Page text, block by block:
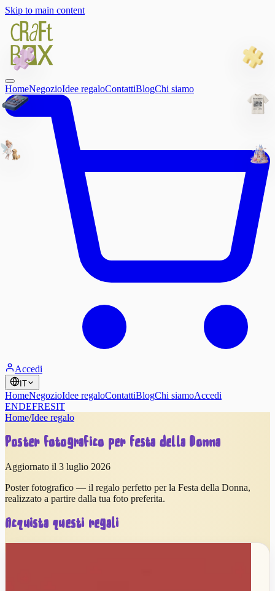
Skip to main content
HomeNegozioIdee regaloContattiBlogChi siamo
Accedi
IT
HomeNegozioIdee regaloContattiBlogChi siamoAccedi
ENDEFRESIT
Home/Idee regalo
Poster fotografico per Festa della Donna
Aggiornato il 3 luglio 2026
Poster fotografico — il regalo perfetto per la Festa della Donna,
realizzato a partire dalla tua foto preferita.
Acquista questi regali